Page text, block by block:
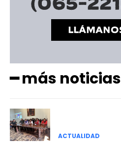
━ más noticias
ACTUALIDAD